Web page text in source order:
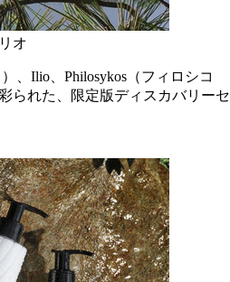
オ
、Ilio、Philosykos（フィロシコ
られた、限定版ディスカバリーセ